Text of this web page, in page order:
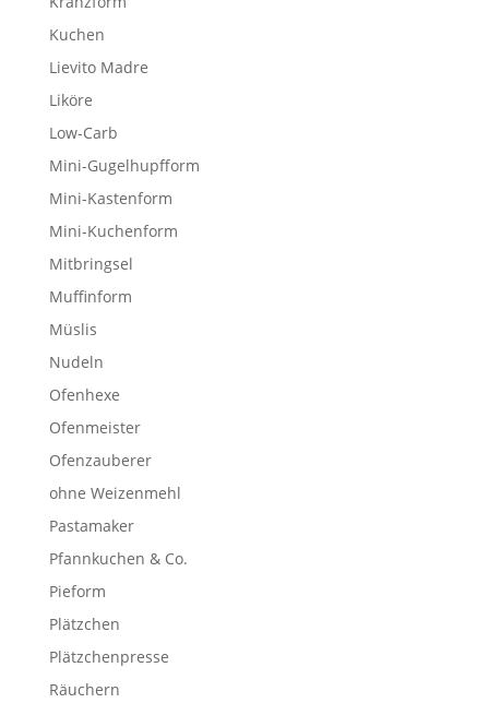
Kuchen
Lievito Madre
Liköre
Low-Carb
Mini-Gugelhupfform
Mini-Kastenform
Mini-Kuchenform
Mitbringsel
Muffinform
Müslis
Nudeln
Ofenhexe
Ofenmeister
Ofenzauberer
ohne Weizenmehl
Pastamaker
Pfannkuchen & Co.
Pieform
Plätzchen
Plätzchenpresse
Räuchern